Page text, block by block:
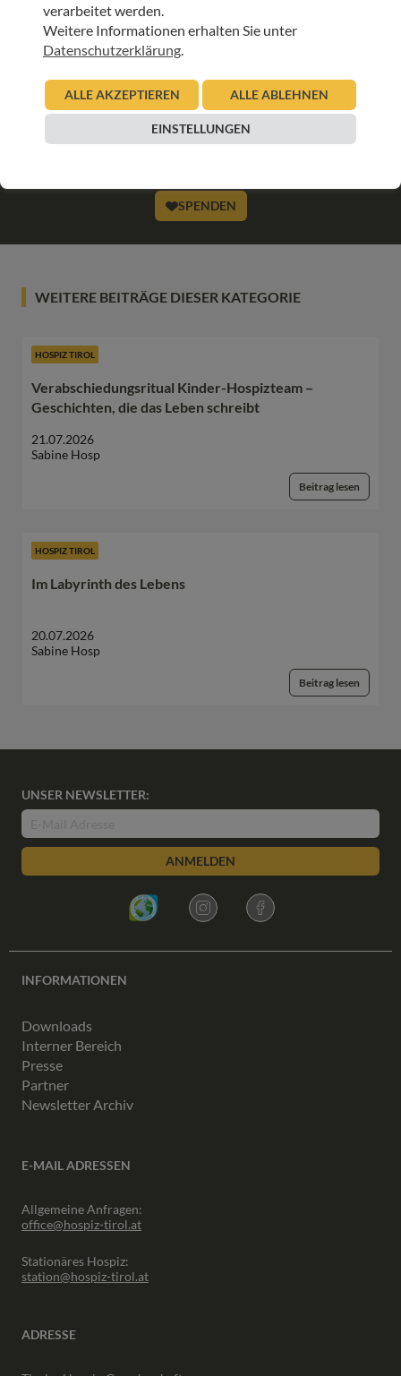
ARTIKEL TEILEN
JETZT ONLINE SPENDEN & LIEBEVOLLE BEGLEITUNG
SPENDEN
WEITERE BEITRÄGE DIESER KATEGORIE
HOSPIZ TIROL
Verabschiedungsritual Kinder-Hospizteam –
Geschichten, die das Leben schreibt
21.07.2026
Sabine Hosp
Beitrag lesen
HOSPIZ TIROL
Im Labyrinth des Lebens
20.07.2026
Sabine Hosp
Beitrag lesen
UNSER NEWSLETTER:
ANMELDEN
INFORMATIONEN
Downloads
Interner Bereich
Presse
Partner
Newsletter Archiv
E-MAIL ADRESSEN
Allgemeine Anfragen:
office@hospiz-tirol.at
Stationäres Hospiz:
station@hospiz-tirol.at
ADRESSE
verarbeitet werden.
Weitere Informationen erhalten Sie unter
Datenschutzerklärung
ALLE AKZEPTIEREN ALLE ABLEHNEN
EINSTELLUNGEN